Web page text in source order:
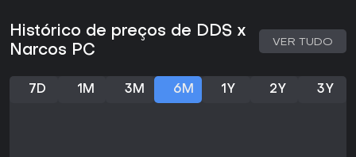
Histórico de preços de DDS x
Narcos PC
VER TUDO
7D 1M 3M 6M 1Y 2Y 3Y